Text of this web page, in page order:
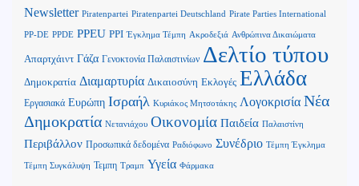
Newsletter Piratenpartei Piratenpartei Deutschland Pirate Parties International
PP-DE PPDE PPEU PPI Έγκλημα Τέμπη Ακροδεξιά Ανθρώπινα Δικαιώματα
Απαρτχάιντ Γάζα Γενοκτονία Παλαιστινίων Δελτίο τύπου
Δημοκρατία Διαμαρτυρία Δικαιοσύνη Εκλογές Ελλάδα
Εργασιακά Ευρώπη Ισραήλ Κυριάκος Μητσοτάκης Λογοκρισία Νέα
Δημοκρατία Νετανιάχου Οικονομία Παιδεία Παλαιστίνη
Περιβάλλον Προσωπικά δεδομένα Ραδιόφωνο Συνέδριο Τέμπη Έγκλημα
Τέμπη Συγκάλυψη Τεμπη Τραμπ Υγεία Φάρμακα